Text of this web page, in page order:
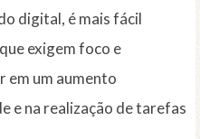
digital, é mais fácil
exigem foco e
em um aumento
e na realização de tarefas